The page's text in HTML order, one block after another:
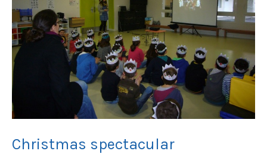
Christmas spectacular